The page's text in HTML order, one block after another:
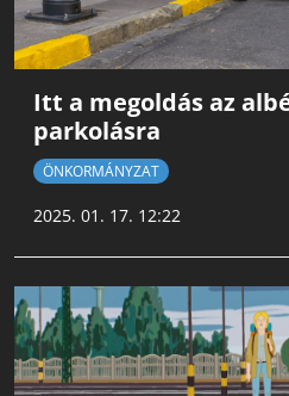
Itt a megoldás az
parkolásra
ÖNKORMÁNYZAT
2025. 01. 17. 12:22